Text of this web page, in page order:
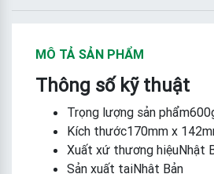
MÔ TẢ SẢN PHẨM
Thông số kỹ thuật
Trọng lượng sản
Kích thước170mm x
Xuất xứ thương hiệuNhật
Sản xuất tạiNhật Bản